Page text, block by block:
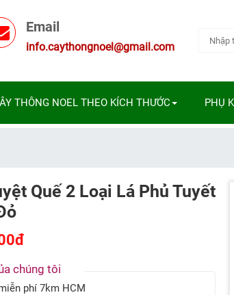
Email
info.caythongnoel@gmail.com
THÔNG NOEL THEO KÍCH THƯỚC PHỤ
Quế 2 Loại Lá Phủ Tuyết
chúng tôi
phí 7km HCM